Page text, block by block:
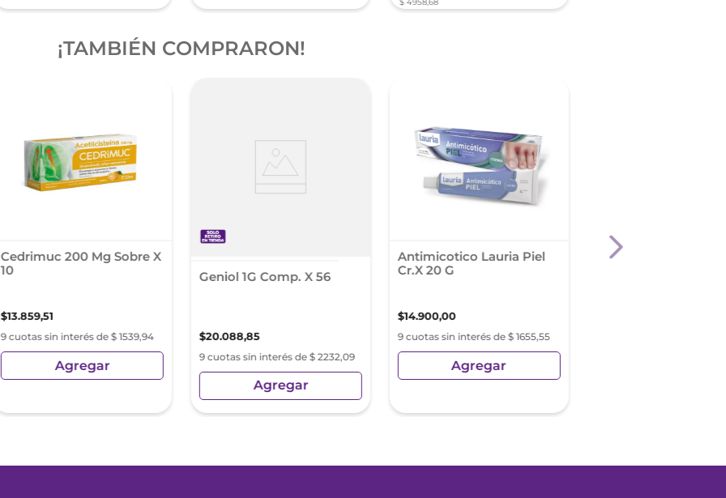
¡TAMBIÉN COMPRARON!
Cedrimuc 200 Mg Sobre X
10
$13.859,51
9 cuotas sin interés de $ 1539,94
Agregar
Geniol 1G Comp. X 56
$20.088,85
9 cuotas sin interés de $ 2232,09
Agregar
Antimicotico Lauria Piel
Cr.X 20 G
$14.900,00
9 cuotas sin interés de $ 1655,55
Agregar
Gota Pc